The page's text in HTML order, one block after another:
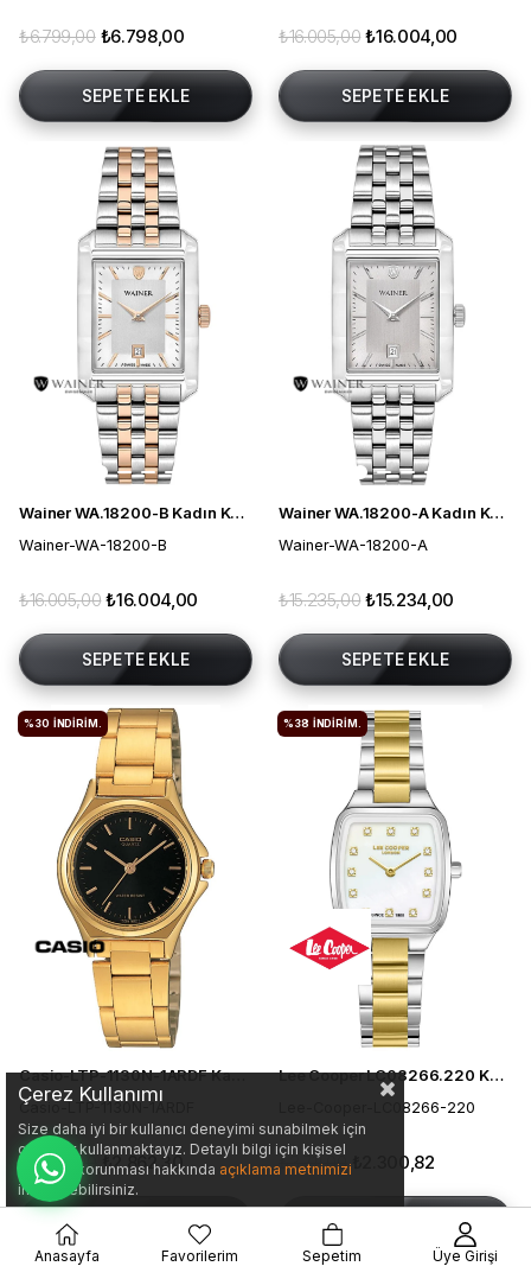
₺6.798,00
₺6.799,00
SEPETE EKLE
₺16.004,00
₺16.005,00
SEPETE EKLE
Wainer WA.18200-B Kadın Kol Saati
Wainer-WA-18200-B
₺16.004,00
₺16.005,00
SEPETE EKLE
Wainer WA.18200-A Kadın Kol Saati
Wainer-WA-18200-A
₺15.234,00
₺15.235,00
SEPETE EKLE
Casio-LTP-1130N-1ARDF Kadın Kol Saati
Casio-LTP-1130N-1ARDF
₺2.862,30
₺4.089,00
SEPETE EKLE
%30 İNDIRIM.
Lee Cooper LC08266.220 Kadın Kol Saati
Lee-Cooper-LC08266-220
₺2.300,82
₺3.711,00
%38 İNDIRIM.
Çerez Kullanımı
Size daha iyi bir kullanıcı deneyimi sunabilmek için
çerezler kullanmaktayız. Detaylı bilgi için kişisel
verilerin korunması hakkında açıklama metnimizi
inceleyebilirsiniz.
Anasayfa Favorilerim Sepetim Üye Girişi